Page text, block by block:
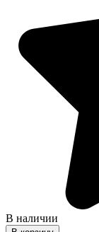
В наличии